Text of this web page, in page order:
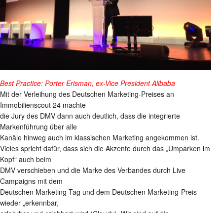
Best Practice: Porter Erisman, ex-Vice President Alibaba
Mit der Verleihung des Deutschen Marketing-Preises an
Immobilienscout 24 machte
die Jury des DMV dann auch deutlich, dass die integrierte
Markenführung über alle
Kanäle hinweg auch im klassischen Marketing angekommen ist.
Vieles spricht dafür, dass sich die Akzente durch das „Umparken im
Kopf“ auch beim
DMV verschieben und die Marke des Verbandes durch Live
Campaigns mit dem
Deutschen Marketing-Tag und dem Deutschen Marketing-Preis
wieder „erkennbar,